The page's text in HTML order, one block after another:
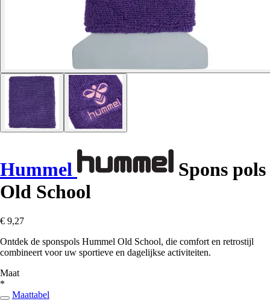
Hummel
Spons pols
Old School
€ 9,27
Ontdek de sponspols Hummel Old School, die comfort en retrostijl
combineert voor uw sportieve en dagelijkse activiteiten.
Maat
*
Maattabel